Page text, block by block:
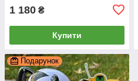
1 180 ₴
Купити
Подарунок